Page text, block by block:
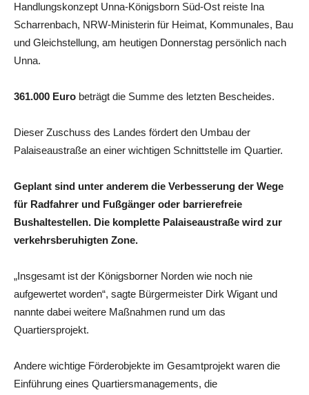
Handlungskonzept Unna-Königsborn Süd-Ost reiste Ina
Scharrenbach, NRW-Ministerin für Heimat, Kommunales, Bau
und Gleichstellung, am heutigen Donnerstag persönlich nach
Unna.
361.000 Euro beträgt die Summe des letzten Bescheides.
Dieser Zuschuss des Landes fördert den Umbau der
Palaiseaustraße an einer wichtigen Schnittstelle im Quartier.
Geplant sind unter anderem die Verbesserung der Wege
für Radfahrer und Fußgänger oder barrierefreie
Bushaltestellen. Die komplette Palaiseaustraße wird zur
verkehrsberuhigten Zone.
„Insgesamt ist der Königsborner Norden wie noch nie
aufgewertet worden“, sagte Bürgermeister Dirk Wigant und
nannte dabei weitere Maßnahmen rund um das
Quartiersprojekt.
Andere wichtige Förderobjekte im Gesamtprojekt waren die
Einführung eines Quartiersmanagements, die